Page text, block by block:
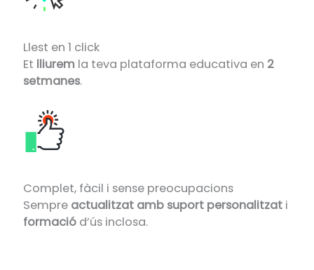
Llest en 1 click
Et lliurem la teva plataforma educativa en 2
setmanes.
Complet, fàcil i sense preocupacions
Sempre actualitzat amb suport personalitzati
formaciód’ús inclosa.